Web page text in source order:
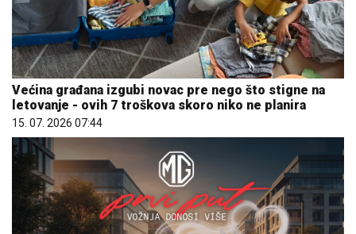
Većina građana izgubi novac pre nego što stigne na
letovanje - ovih 7 troškova skoro niko ne planira
15. 07. 2026 07:44